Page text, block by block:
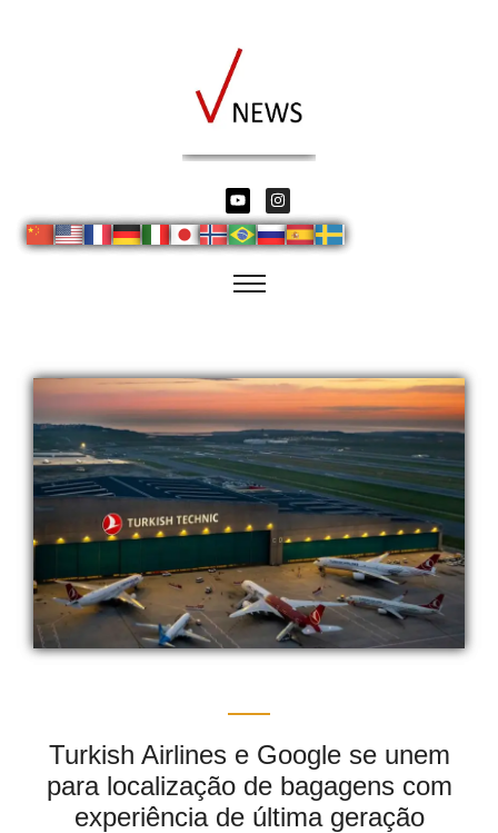
Turkish Airlines e Google se unem
para localização de bagagens com
experiência de última geração